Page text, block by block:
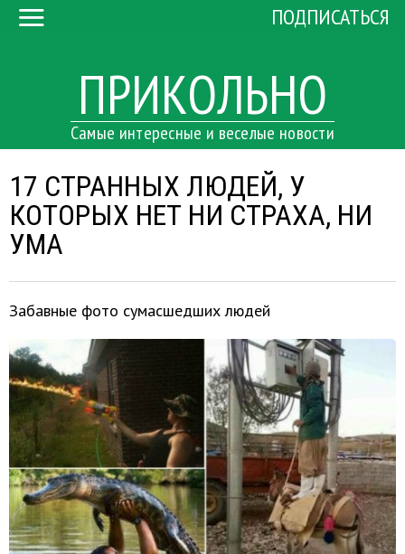
ПРИКОЛЬНО
Самые интересные и веселые новости
ПОДПИСАТЬСЯ
17 СТРАННЫХ ЛЮДЕЙ, У
КОТОРЫХ НЕТ НИ СТРАХА, НИ
УМА
Забавные фото сумасшедших людей